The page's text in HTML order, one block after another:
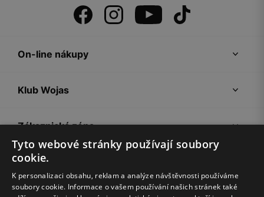
On-line nákupy
Klub Wojas
Zákaznická zóna
Společnost Wojas
Tyto webové stránky používají soubory
cookie.
K personalizaci obsahu, reklam a analýze návštěvnosti používáme
soubory cookie. Informace o vašem používání našich stránek také